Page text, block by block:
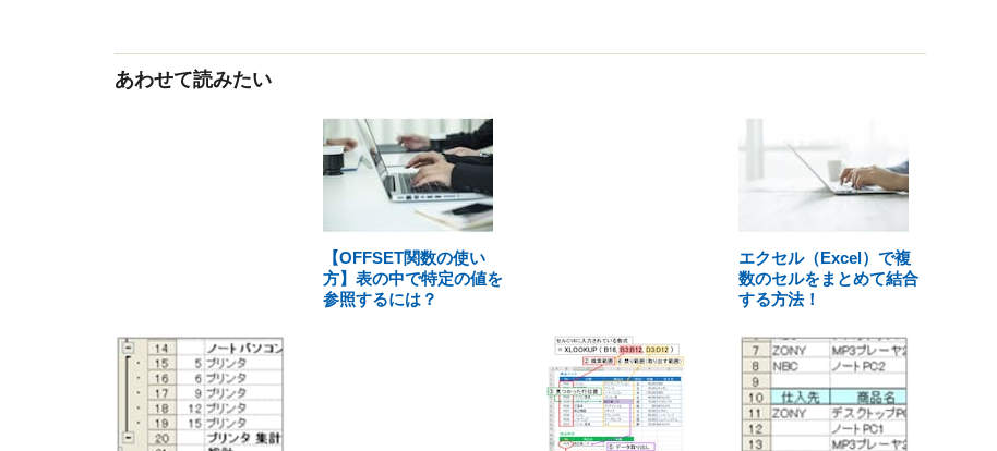
あわせて読みたい
【OFFSET関数の使い
方】表の中で特定の値を
参照するには？
エクセル（Excel）で複
数のセルをまとめて結合
する方法！